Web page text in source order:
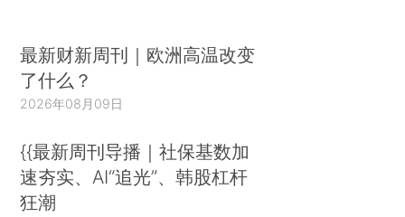
最新财新周刊｜欧洲高温改变
了什么？
2026年08月09日
{{最新周刊导播｜社保基数加
速夯实、AI“追光”、韩股杠杆
狂潮